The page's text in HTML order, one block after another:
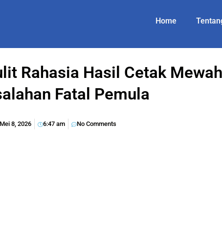
Home
Rahasia Hasil Cetak Mewah
Fatal Pemula
Mei 8, 2026 6:47 am No Comments